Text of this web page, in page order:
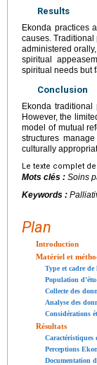
Results
Ekonda practices
causes.
administered
spiritual
spiritual needs but
Conclusion
Ekonda
However, the
model of mutual
structures
culturally
Le texte complet
Mots clés : Soins
Keywords :
Plan
Introduction
Matériel et
Type et cadre de
Population
Collecte des
Analyse des
Considérations
Résultats
Caractéristiques
Perceptions
Documentation